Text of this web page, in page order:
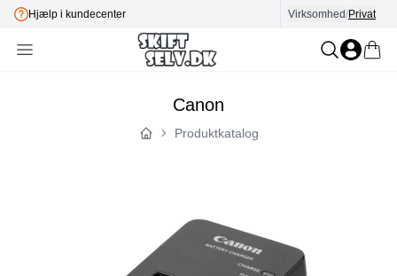
E-mærket Virksomhed/Privat
Canon
Forside
Produktkatalog